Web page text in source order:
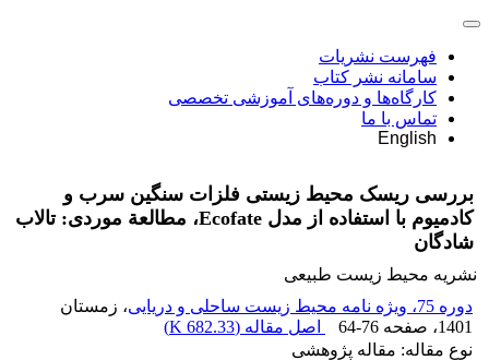
فهرست نشریات
سامانه نشر کتاب
کارگاه‌ها و دوره‌های آموزشی تخصصی
تماس با ما
English
بررسی ریسک محیط زیستی فلزات سنگین سرب و
کادمیوم با استفاده از مدل Ecofate، مطالعة موردی: تالاب
شادگان
نشریه محیط زیست طبیعی
دوره 75، ویژه نامه محیط زیست ساحلی و دریایی
، زمستان
1401، صفحه 64-76 اصل مقاله (682.33 K
)
نوع مقاله: مقاله پژوهشی